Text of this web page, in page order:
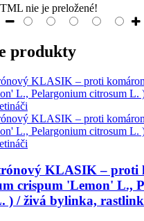
nie je preložené!
produkty
KLASIK – proti
crispum 'Lemon' L.,
) / živá bylinka,